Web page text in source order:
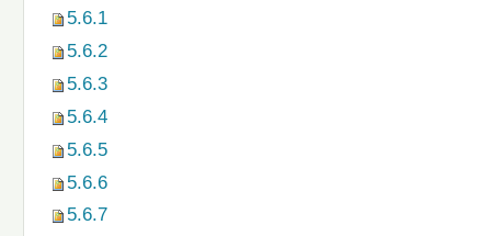
5.6.1
5.6.2
5.6.3
5.6.4
5.6.5
5.6.6
5.6.7